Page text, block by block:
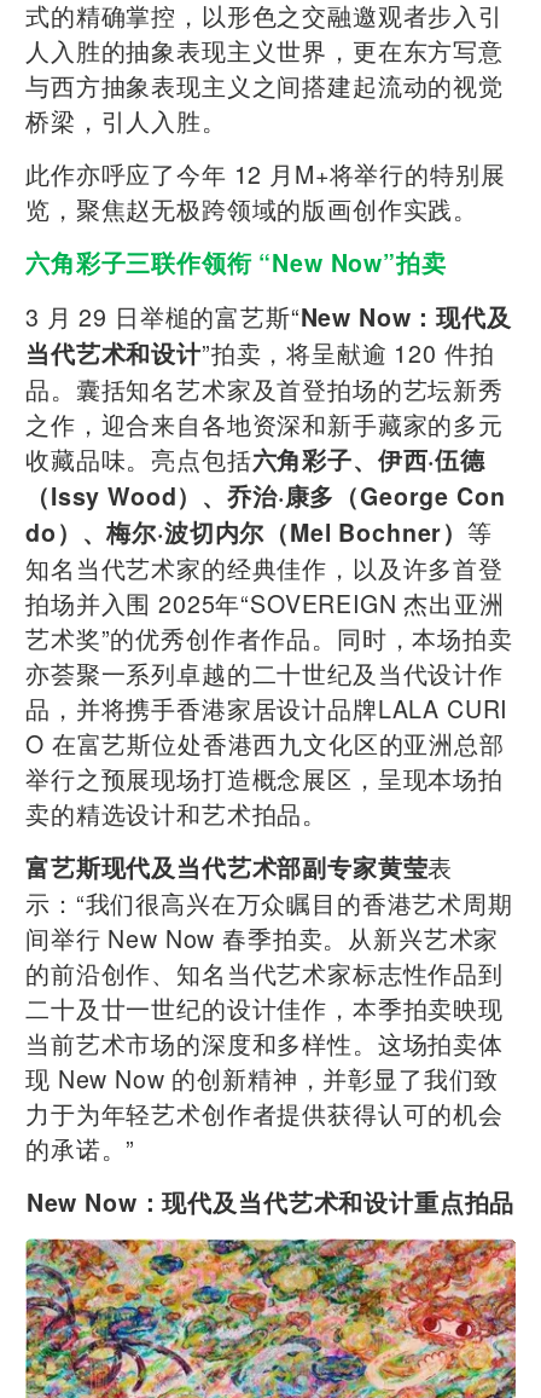
式的精确掌控，以形色之交融邀观者步入引
人入胜的抽象表现主义世界，更在东方写意
与西方抽象表现主义之间搭建起流动的视觉
桥梁，引人入胜。
此作亦呼应了今年 12 月M+将举行的特别展
览，聚焦赵无极跨领域的版画创作实践。
六角彩子三联作领衔 “New Now”拍卖
3 月 29 日举槌的富艺斯“New Now：现代及
当代艺术和设计”拍卖，将呈献逾 120 件拍
品。囊括知名艺术家及首登拍场的艺坛新秀
之作，迎合来自各地资深和新手藏家的多元
收藏品味。亮点包括六角彩子、伊西·伍德
（Issy Wood）、乔治·康多（George Con
do）、梅尔·波切内尔（Mel Bochner）等
知名当代艺术家的经典佳作，以及许多首登
拍场并入围 2025年“SOVEREIGN 杰出亚洲
艺术奖”的优秀创作者作品。同时，本场拍卖
亦荟聚一系列卓越的二十世纪及当代设计作
品，并将携手香港家居设计品牌LALA CURI
O 在富艺斯位处香港西九文化区的亚洲总部
举行之预展现场打造概念展区，呈现本场拍
卖的精选设计和艺术拍品。
富艺斯现代及当代艺术部副专家黄莹表
示：“我们很高兴在万众瞩目的香港艺术周期
间举行 New Now 春季拍卖。从新兴艺术家
的前沿创作、知名当代艺术家标志性作品到
二十及廿一世纪的设计佳作，本季拍卖映现
当前艺术市场的深度和多样性。这场拍卖体
现 New Now 的创新精神，并彰显了我们致
力于为年轻艺术创作者提供获得认可的机会
的承诺。”
New Now：现代及当代艺术和设计重点拍品